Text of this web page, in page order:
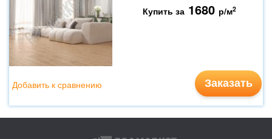
Купить за 1680 р/м2
Заказать
Добавить к сравнению